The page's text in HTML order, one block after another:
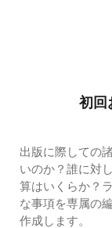
初回
出版に際しての
いのか？誰に対
算はいくらか？
な事項を専属の
作成します。